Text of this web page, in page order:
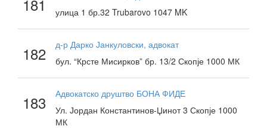
181
улица 1 бр.32 Trubarovo 1047 MK
182
д-р Дарко Јанкуловски, адвокат
бул. “Крсте Мисирков” бр. 13/2 Скопје 1000 МК
183
Адвокатско друштво БОНА ФИДЕ
Ул. Јордан Константинов-Џинот 3 Скопје 1000
МК